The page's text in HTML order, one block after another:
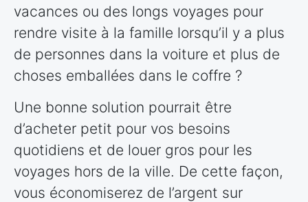
vacances ou des longs voyages pour
rendre visite à la famille lorsqu’il y a plus
de personnes dans la voiture et plus de
choses emballées dans le coffre ?
Une bonne solution pourrait être
d’acheter petit pour vos besoins
quotidiens et de louer gros pour les
voyages hors de la ville. De cette façon,
vous économiserez de l’argent sur